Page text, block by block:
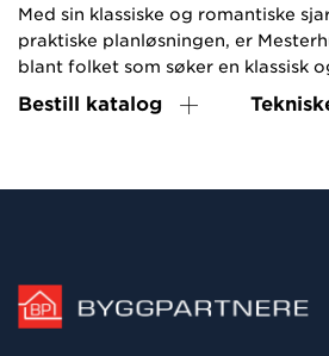
Med sin klassiske og romantiske
praktiske planløsningen, er
blant folket som søker en klassisk
Bestill katalog